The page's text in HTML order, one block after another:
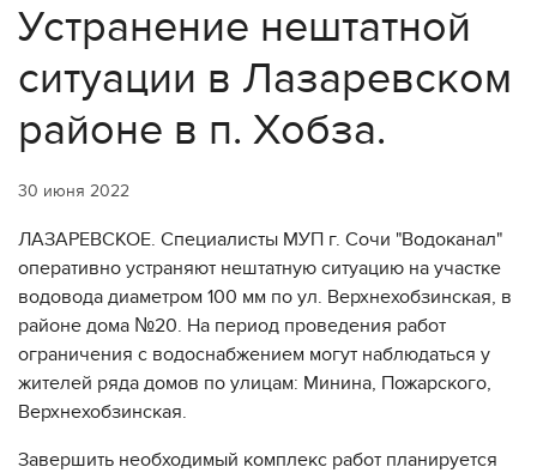
Устранение нештатной
ситуации в Лазаревском
районе в п. Хобза.
30 июня 2022
ЛАЗАРЕВСКОЕ. Специалисты МУП г. Сочи "Водоканал"
оперативно устраняют нештатную ситуацию на участке
водовода диаметром 100 мм по ул. Верхнехобзинская, в
районе дома №20. На период проведения работ
ограничения с водоснабжением могут наблюдаться у
жителей ряда домов по улицам: Минина, Пожарского,
Верхнехобзинская.
Завершить необходимый комплекс работ планируется